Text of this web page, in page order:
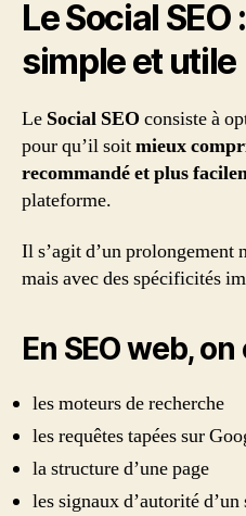
Le Social
simple et utile
Le Social SEO consiste à
pour qu’il soitmieux
recommandé et plus
plateforme.
Il s’agit d’un prolongement
mais avec des spécificités
En SEO web,
les moteurs de recherche
les requêtes tapées sur
la structure d’une page
les signaux d’autorité d’un